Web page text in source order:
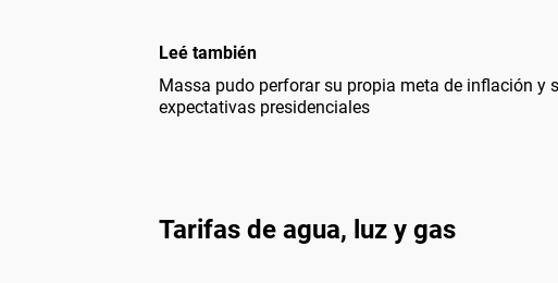
Leé también
Massa pudo perforar su propia meta de inflación y
expectativas presidenciales
Tarifas de agua, luz y gas